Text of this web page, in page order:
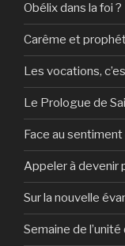
Obélix dans la foi ?
Carême et
Les vocations,
Le Prologue de
Face au
Appeler à devenir
Sur la nouvelle
Semaine de